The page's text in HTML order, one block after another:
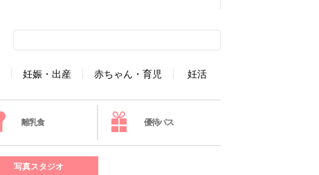
妊娠・出産 赤ちゃん・育児 妊活
離乳食 優待パス
写真スタジオ